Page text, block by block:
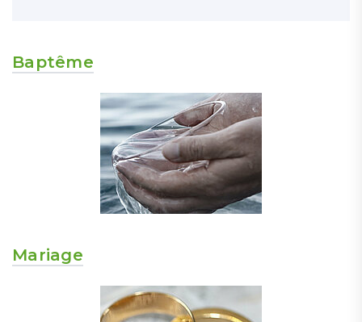
Baptême
Mariage